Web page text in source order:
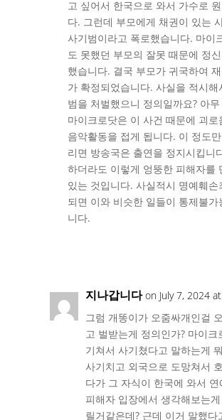
고 싶어서 한국으로 와서 가수로
다. 그런데 부모에게 채권이 있는
사기범이라고 폭로했습니다. 마이
도 못했던 부모의 잘못 때문에 정
했습니다. 결국 부모가 귀국하여
가 확정되었습니다. 사실을 적시해
범을 처벌했으니 정의일까요? 아
마이크로닷은 이 사건 때문에 괴로
음악활동을 접게 됩니다. 이 정도
리면 방송국은 출연을 정지시킵니
하더라도 이렇게 엉뚱한 피해자를
있는 것입니다. 사실적시 명예훼손
되면 이와 비슷한 일들이 통제불가
니다.
지나갑니다 on July 7, 2024
그럼 개똥이가 오줌싸개인걸
고 벌받는게 정의인가? 마이
기쳐서 사기쳤다고 말하는게
사기치고 외국으로 도망쳐서
다가 그 자식이 한국에 와서 연
피해자 입장에서 생각해보는
릴거같은데? 근데 이거 말했